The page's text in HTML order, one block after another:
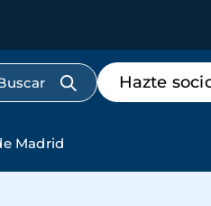
Menú
de
destacados
Hazte
Madrid